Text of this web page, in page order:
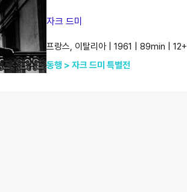
자크 드미
프랑스, 이탈리아 | 1961 | 89min | 12+
동행 > 자크 드미 특별전